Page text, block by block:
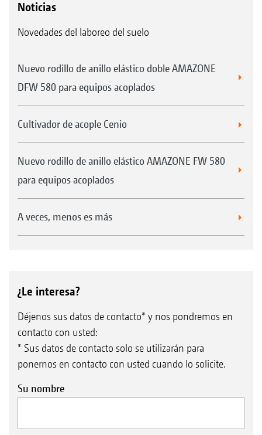
Noticias
Novedades del laboreo del suelo
Nuevo rodillo de anillo elástico doble AMAZONE
DFW 580 para equipos acoplados
Cultivador de acople Cenio
Nuevo rodillo de anillo elástico AMAZONE FW 580
para equipos acoplados
A veces, menos es más
¿Le interesa?
Déjenos sus datos de contacto* y nos pondremos en
contacto con usted:
* Sus datos de contacto solo se utilizarán para
ponernos en contacto con usted cuando lo solicite.
Su nombre